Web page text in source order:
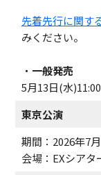
先着先行に関す
みください。
・ 一般発売
5月13日(水)11:00
東京公演
期間：2026年7
会場：EXシア